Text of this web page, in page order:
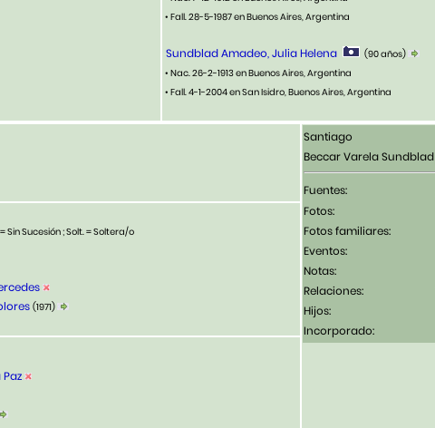
• Fall. 28-5-1987 en Buenos Aires, Argentina
Sundblad Amadeo, Julia Helena
(90 años)
• Nac. 26-2-1913 en Buenos Aires, Argentina
• Fall. 4-1-2004 en San Isidro, Buenos Aires, Argentina
Santiago
Beccar Varela Sundblad
Fuentes:
Fotos:
Fotos familiares:
Eventos:
Notas:
Relaciones:
Hijos:
Incorporado:
Sin Sucesión ; Solt. = Soltera/o
(1971)